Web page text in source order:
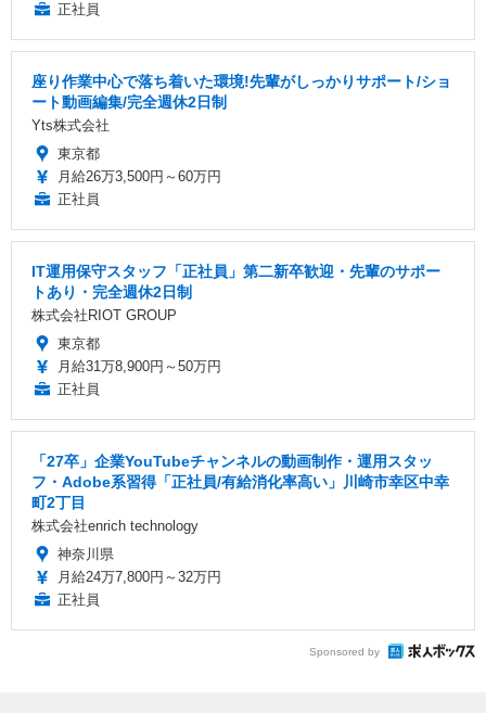
正社員
座り作業中心で落ち着いた環境!先輩がしっかりサポート/ショ
ート動画編集/完全週休2日制
Yts株式会社
東京都
月給26万3,500円～60万円
正社員
IT運用保守スタッフ「正社員」第二新卒歓迎・先輩のサポー
トあり・完全週休2日制
株式会社RIOT GROUP
東京都
月給31万8,900円～50万円
正社員
「27卒」企業YouTubeチャンネルの動画制作・運用スタッ
フ・Adobe系習得「正社員/有給消化率高い」川崎市幸区中幸
町2丁目
株式会社enrich technology
神奈川県
月給24万7,800円～32万円
正社員
Sponsored by